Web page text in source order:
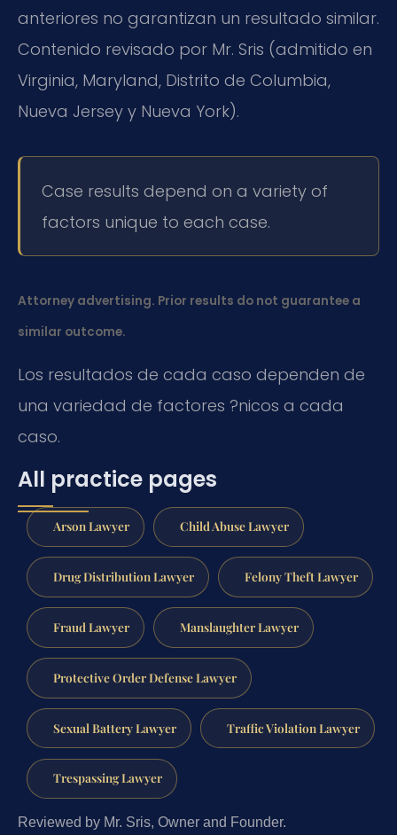
anteriores no garantizan un resultado similar.
Contenido revisado por Mr. Sris (admitido en
Virginia, Maryland, Distrito de Columbia,
Nueva Jersey y Nueva York).
Case results depend on a variety of
factors unique to each case.
Attorney advertising. Prior results do not guarantee a
similar outcome.
Los resultados de cada caso dependen de
una variedad de factores ?nicos a cada
caso.
All practice pages
Arson Lawyer Child Abuse Lawyer
Drug Distribution Lawyer Felony Theft Lawyer
Fraud Lawyer Manslaughter Lawyer
Protective Order Defense Lawyer
Sexual Battery Lawyer Traffic Violation Lawyer
Trespassing Lawyer
Reviewed by Mr. Sris, Owner and Founder.